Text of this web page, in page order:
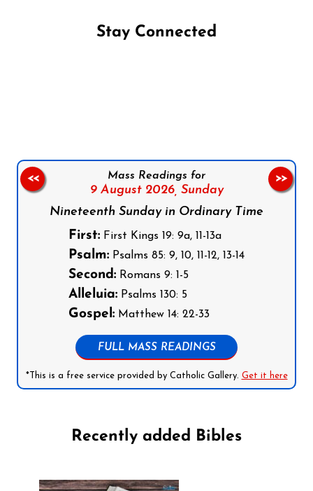
Stay Connected
Mass Readings for
9 August 2026, Sunday
Nineteenth Sunday in Ordinary Time
First: First Kings 19: 9a, 11-13a
Psalm: Psalms 85: 9, 10, 11-12, 13-14
Second: Romans 9: 1-5
Alleluia: Psalms 130: 5
Gospel: Matthew 14: 22-33
FULL MASS READINGS
*This is a free service provided by Catholic Gallery. Get it here
<< >>
Recently added Bibles